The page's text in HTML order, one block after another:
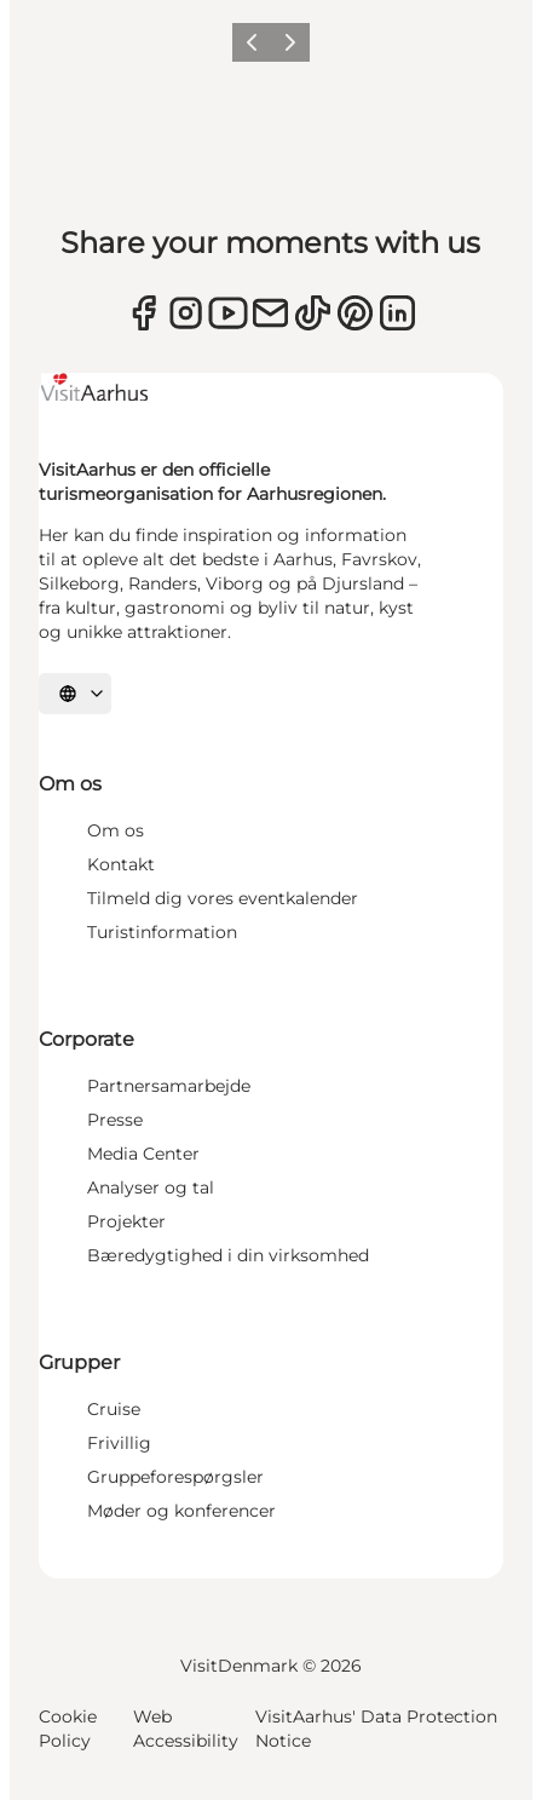
ForrigeNæste
Share your moments with us
VisitAarhus er den officielle
turismeorganisation for Aarhusregionen.
Her kan du finde inspiration og information
til at opleve alt det bedste i Aarhus, Favrskov,
Silkeborg, Randers, Viborg og på Djursland –
fra kultur, gastronomi og byliv til natur, kyst
og unikke attraktioner.
Vælg sprog
Om os
Om os
Kontakt
Tilmeld dig vores eventkalender
Turistinformation
Corporate
Partnersamarbejde
Presse
Media Center
Analyser og tal
Projekter
Bæredygtighed i din virksomhed
Grupper
Cruise
Frivillig
Gruppeforespørgsler
Møder og konferencer
VisitDenmark © 2026
Cookie
Policy
Web
Accessibility
VisitAarhus' Data Protection
Notice